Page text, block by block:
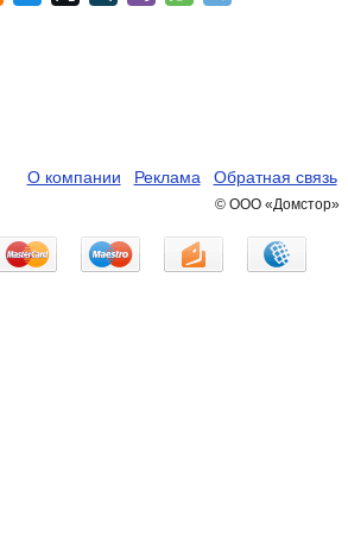
О компании Реклама Обратная связь
© ООО «Домстор»